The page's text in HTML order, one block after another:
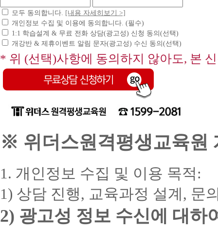
모두 동의합니다.
[내용 자세히보기 >]
개인정보 수집 및 이용에 동의합니다. (필수)
1:1 학습설계 & 무료 전화 상담(광고성) 신청 동의(선택)
개강반 & 제휴이벤트 알림 문자(광고성) 수신 동의(선택)
* 위 (선택)사항에 동의하지 않아도, 본
※ 위더스원격평생교육원
1. 개인정보 수집 및 이용 목적:
1) 상담 진행, 교육과정 설계, 문
2) 광고성 정보 수신에 대하